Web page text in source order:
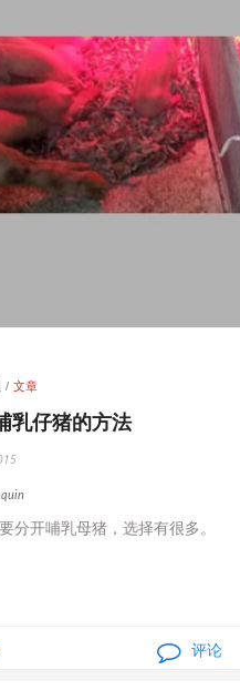
文章
乳仔猪的方法
分开哺乳母猪，选择有很多。
评论